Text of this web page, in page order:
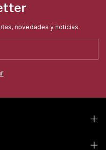
novedades y noticias.